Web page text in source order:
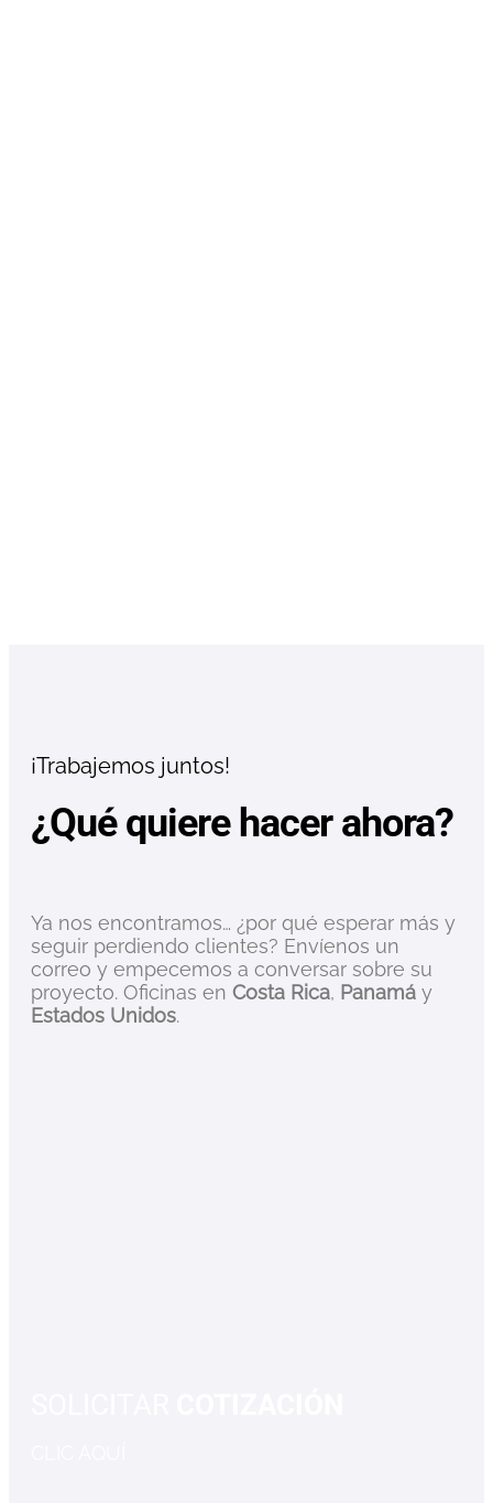
¡Trabajemos juntos!
¿Qué quiere hacer ahora?
Ya nos encontramos… ¿por qué esperar más y
seguir perdiendo clientes? Envíenos un
correo y empecemos a conversar sobre su
proyecto. Oficinas en Costa Rica, Panamá y
Estados Unidos.